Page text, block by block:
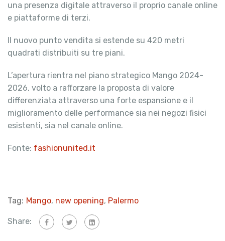
una presenza digitale attraverso il proprio canale online
e piattaforme di terzi.
Il nuovo punto vendita si estende su 420 metri
quadrati distribuiti su tre piani.
L’apertura rientra nel piano strategico Mango 2024-
2026, volto a rafforzare la proposta di valore
differenziata attraverso una forte espansione e il
miglioramento delle performance sia nei negozi fisici
esistenti, sia nel canale online.
Fonte: fashionunited.it
Tag: Mango, new opening, Palermo
Share: